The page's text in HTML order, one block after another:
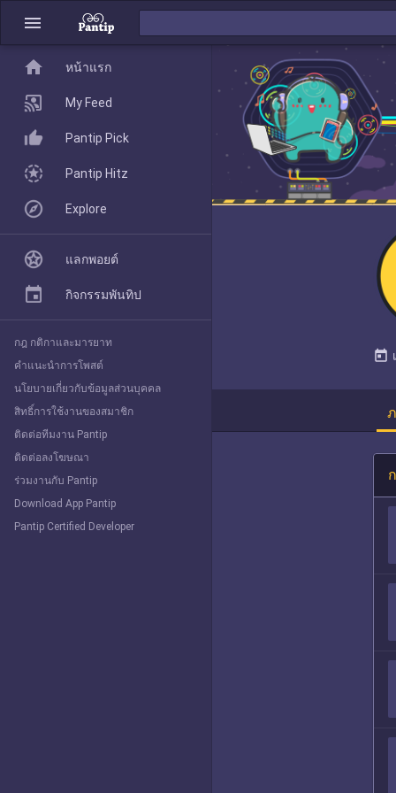
menu
today
home
Pantip Pick
Explore
home หน้าแรก
My Feed
Pantip Pick
Pantip Hitz
Explore
แลกพอยต์
กิจกรรมพันทิป
กฎ กติกาและมารยาท
คำแนะนำการโพสต์
นโยบายเกี่ยวกับข้อมูลส่วนบุคคล
สิทธิ์การใช้งานของสมาชิก
ติดต่อทีมงาน Pantip
ติดต่อลงโฆษณา
ร่วมงานกับ Pantip
Download App Pantip
Pantip Certified Developer